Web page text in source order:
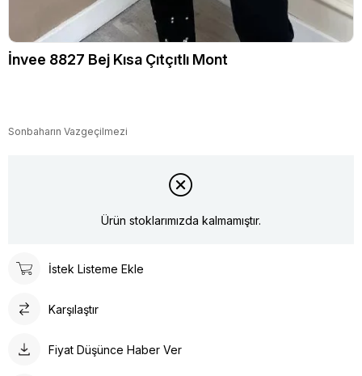
İnvee 8827 Bej Kısa Çıtçıtlı Mont
Sonbaharın Vazgeçilmezi
Ürün stoklarımızda kalmamıştır.
İstek Listeme Ekle
Karşılaştır
Fiyat Düşünce Haber Ver